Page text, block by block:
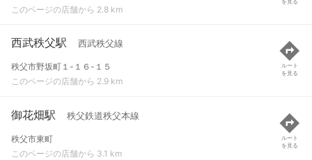
このページの店舗から 2.8 km
西武秩父駅 西武秩父線
秩父市野坂町１-１６-１５
このページの店舗から 2.9 km
ルート
を見る
御花畑駅 秩父鉄道秩父本線
秩父市東町
このページの店舗から 3.1 km
ルート
を見る